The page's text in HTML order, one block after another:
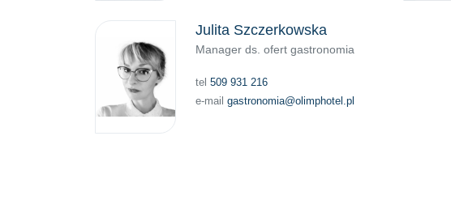
Julita Szczerkowska
Manager ds. ofert gastronomia
tel 509 931 216
e-mail gastronomia@olimphotel.pl